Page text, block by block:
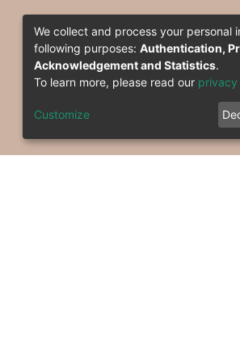
We collect and process your personal
following purposes: Authentication,
Acknowledgement and Statistics.
To learn more, please read our privacy
Customize